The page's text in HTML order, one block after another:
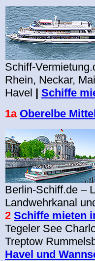
Schiff-
Rhein, Neckar,
Havel | Schiffe
1a Oberelbe
Berlin-Schiff.de –
Landwehrkanal
2 Schiffe mieten
Tegeler See
Treptow
Havel und